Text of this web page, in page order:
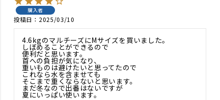
購入者
投稿日 2025/03/10
4.6kgのマルチーズにMサイズを買いました。
しぼめることができるので
便利だと思います。
首への負担が気になり、
重いものは避けたいと思ってたので
これなら水を含ませても
そこまで重くならないと思います。
まだ冬なので出番はないですが
夏にいっぱい使います。